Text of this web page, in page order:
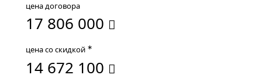
цена договора
17 806 000
цена со скидкой ∗
14 672 100